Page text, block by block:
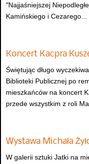
"Najjaśniejszej
Kamińskiego i Cezarego...
Koncert Kacpra
Świętując długo
Biblioteki Publicznej po
mieszkańców na koncert
przede wszystkim z roli
Wystawa Michała
W galerii sztuki Jatki na